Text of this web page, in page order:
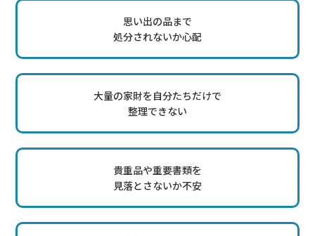
思い出の品まで
処分されないか心配
大量の家財を自分たちだけで
整理できない
貴重品や重要書類を
見落とさないか不安